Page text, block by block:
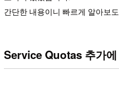
간단한 내용이니 빠르게 알아보
Service Quotas 추가에